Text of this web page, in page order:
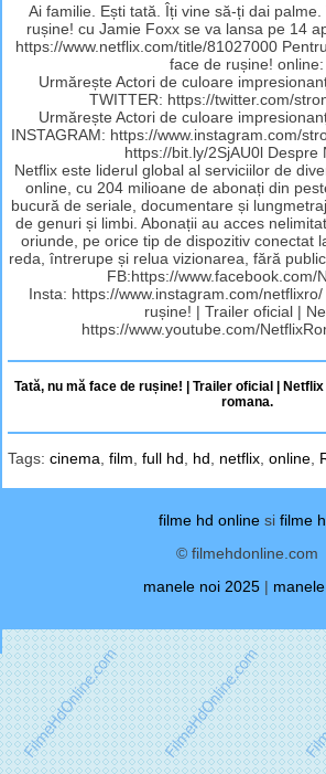
Ai familie. Ești tată. Îți vine să-ți dai
rușine! cu Jamie Foxx se va lansa pe 14
https://www.netflix.com/title/81027000
face de rușine! online:
Urmărește Actori de culoare
TWITTER: https://twitter.com/
Urmărește Actori de culoare
INSTAGRAM: https://www.instagram.com/
https://bit.ly/2SjAU0l Despre
Netflix este liderul global al serviciilor de
online, cu 204 milioane de abonați din
bucură de seriale, documentare și
de genuri și limbi. Abonații au acces
oriunde, pe orice tip de dispozitiv conectat
reda, întrerupe și relua vizionarea, fără
FB:https://www.facebook.com/
Insta: https://www.instagram.com/
rușine! | Trailer oficial |
https://www.youtube.com/
Tată, nu mă face de rușine! | Trailer oficial |
romana.
Tags: cinema film full hd hd netflix online
filme hd online si filme
© filmehdonline.com
manele noi 2025 |